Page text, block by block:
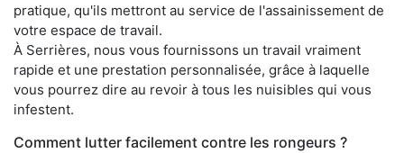
pratique, qu'ils mettront au service de l'assainissement de
votre espace de travail.
À Serrières, nous vous fournissons un travail vraiment
rapide et une prestation personnalisée, grâce à laquelle
vous pourrez dire au revoir à tous les nuisibles qui vous
infestent.
Comment lutter facilement contre les rongeurs ?